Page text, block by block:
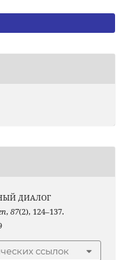
ДИАЛОГ
, 87(2), 124–137.
ссылок